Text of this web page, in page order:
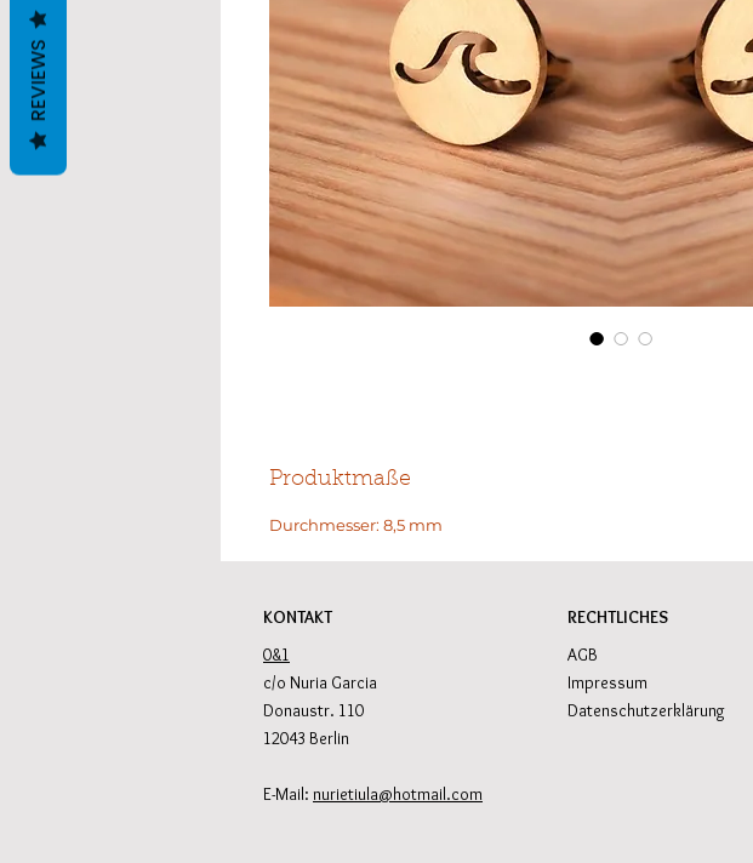
Produktmaße
Durchmesser: 8,5 mm
KONTAKT
0&1
c/o Nuria Garcia
Donaustr. 110
12043 Berlin
E-Mail: nurietiula@hotmail.com
RECHTLICHES
AGB
Impressum
Datenschutzerklärung
REVIEWS